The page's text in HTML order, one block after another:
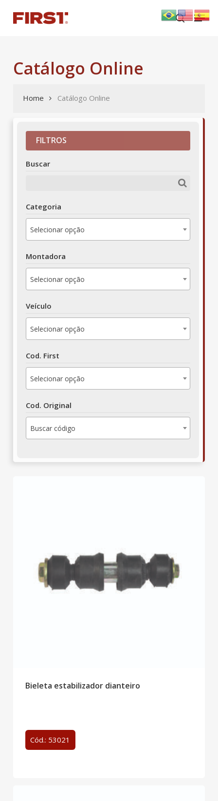
main
search
Menu
Catálogo Online
Home Catálogo Online
FILTROS
Buscar
Categoria
Selecionar opção
Montadora
Selecionar opção
Veículo
Selecionar opção
Cod. First
Selecionar opção
Cod. Original
Buscar código
Bieleta estabilizador dianteiro
Cód.: 53021